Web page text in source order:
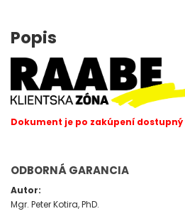
Popis
Dokument je po zakúpení dostupný
ODBORNÁ GARANCIA
Autor:
Mgr. Peter Kotira, PhD.